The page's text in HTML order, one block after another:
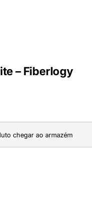
– Fiberlogy
chegar ao armazém